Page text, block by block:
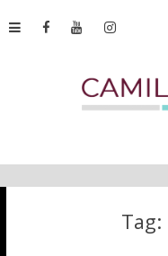
Tag: